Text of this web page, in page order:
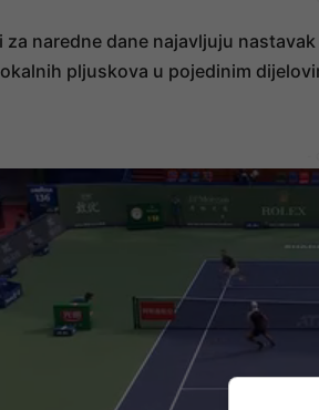
za naredne dane najavljuju
pljuskova u pojedinim